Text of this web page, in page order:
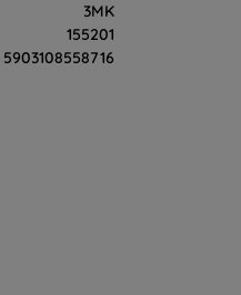
3MK
155201
5903108558716